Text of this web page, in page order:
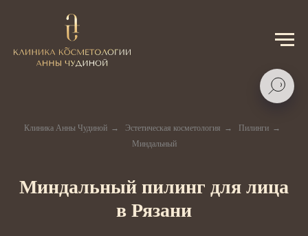
Клиника Анны Чудиной → Эстетическая косметология → Пилинги →
Миндальный
Миндальный пилинг для лица
в Рязани